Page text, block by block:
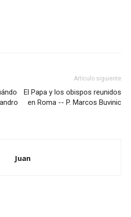
Artículo siguiente
El Papa y los obispos reunidos
en Roma -- P. Marcos Buvinic
Juan